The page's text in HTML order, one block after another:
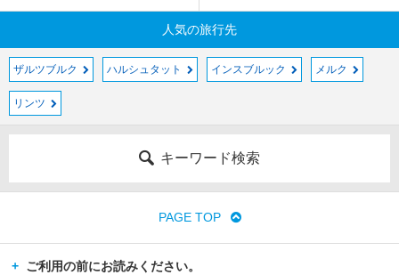
人気の旅行先
ザルツブルク ハルシュタット インスブルック メルク
リンツ
キーワード検索
PAGE TOP
ご利用の前にお読みください。